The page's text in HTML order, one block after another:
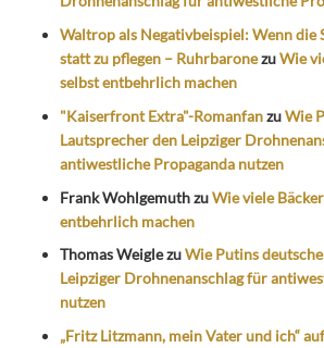
Waltrop als Negativbeispiel: Wenn die
statt zu pflegen – RuhrbaronezuWie
selbst entbehrlich machen
"Kaiserfront Extra"-RomanfanzuWie
Lautsprecher den Leipziger
antiwestliche Propaganda nutzen
Frank WohlgemuthzuWie viele
entbehrlich machen
Thomas WeiglezuWie Putins
Leipziger Drohnenanschlag für
nutzen
„Fritz Litzmann, mein Vater und ich“